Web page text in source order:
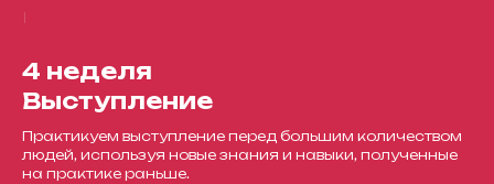
4 неделя
Выступление
Практикуем выступление перед большим количеством
людей, используя новые знания и навыки, полученные
на практике раньше.